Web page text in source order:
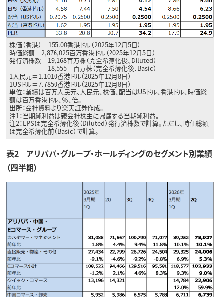
株価（香港） 155.00香港ドル（2025年12月5日）
時価総額 2,876,025百万香港ドル（2025年12月5日）
発行済株数 19,168百万株（完全希薄化後、Diluted）
18,555 百万株（完全希薄化後、Basic）
1人民元＝1.1010香港ドル（2025年12月8日）
1USドル＝7.7850香港ドル（2025年12月8日）
単位：業績は百万人民元、人民元、株価、配当はUSドル、香港ドル、時価総
額は百万香港ドル、％、倍。
出所：会社資料より楽天証券作成。
注1：当期純利益は親会社株主に帰属する当期純利益。
注2：EPSは完全希薄化後（Diluted）発行済株数で計算。ただし、時価総額
は完全希薄化前（Basic）で計算。
表2 アリババ・グループ・ホールディングのセグメント別業績
（四半期）